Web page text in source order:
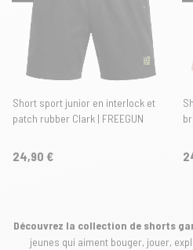
Short sport junior en interlock et
patch rubber Clark | FREEGUN
24,90 €
Découvrez la collection de shorts
jeunes qui aiment bouger, jouer,